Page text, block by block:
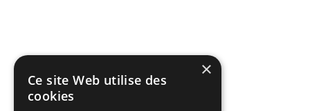
×
Ce site Web utilise des
cookies